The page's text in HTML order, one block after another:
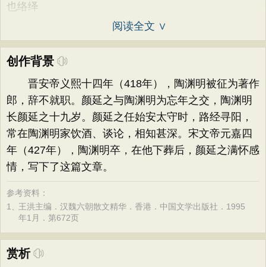
也络绎
阅读全文 ∨
创作背景
晋安帝义熙十四年（418年），陶渊明被征为著作
郎，辞不就职。颜延之与陶渊明为忘年之交，陶渊明
长颜延之十九岁。颜延之任始安太守时，路经寻阳，
常在陶渊明家饮酒、谈论，相知甚深。宋文帝元嘉四
年（427年），陶渊明卒，在他下葬后，颜延之满怀感
情，写下了这篇文章。
参考资料：
1、王洪主编．汉魏六朝散文精华．香港．中国文学出版社．1995
年1月．第672页
赏析